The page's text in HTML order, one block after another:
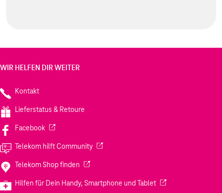
WIR HELFEN DIR WEITER
Kontakt
Lieferstatus & Retoure
Facebook(Wird in einem neuen Tab geöffnet)
Telekom hilft Community(Wird in einem neuen Tab geöffnet)
Telekom Shop finden (Wird in einem neuen Tab geöffnet)
Hilfen für Dein Handy, Smartphone und Tablet(Wird in einem